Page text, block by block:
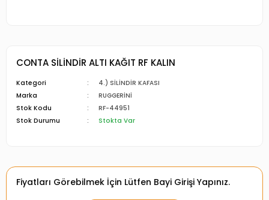
CONTA SİLİNDİR ALTI KAĞIT RF KALIN
Kategori
4.) SİLİNDİR KAFASI
Marka
RUGGERİNİ
Stok Kodu
RF-44951
Stok Durumu
Stokta Var
Fiyatları Görebilmek İçin Lütfen Bayi Girişi Yapınız.